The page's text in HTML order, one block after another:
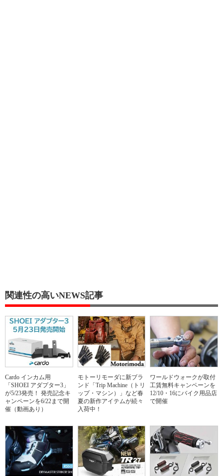
関連性の高いNEWS記事
Cardo インカム用
「SHOEI アダプター3」
が5/23発売！ 発売記念キ
ャンペーンを6/22まで開
催（動画あり）
モトーリモーダに新ブラ
ンド「Trip Machine（トリ
ップ・マシン）」など春
夏の新作アイテムが続々
入荷中！
ワールドウォークが取付
工賃無料キャンペーンを
12/10・16にバイク用品店
で開催